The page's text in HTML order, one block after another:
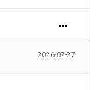
2026-07-27